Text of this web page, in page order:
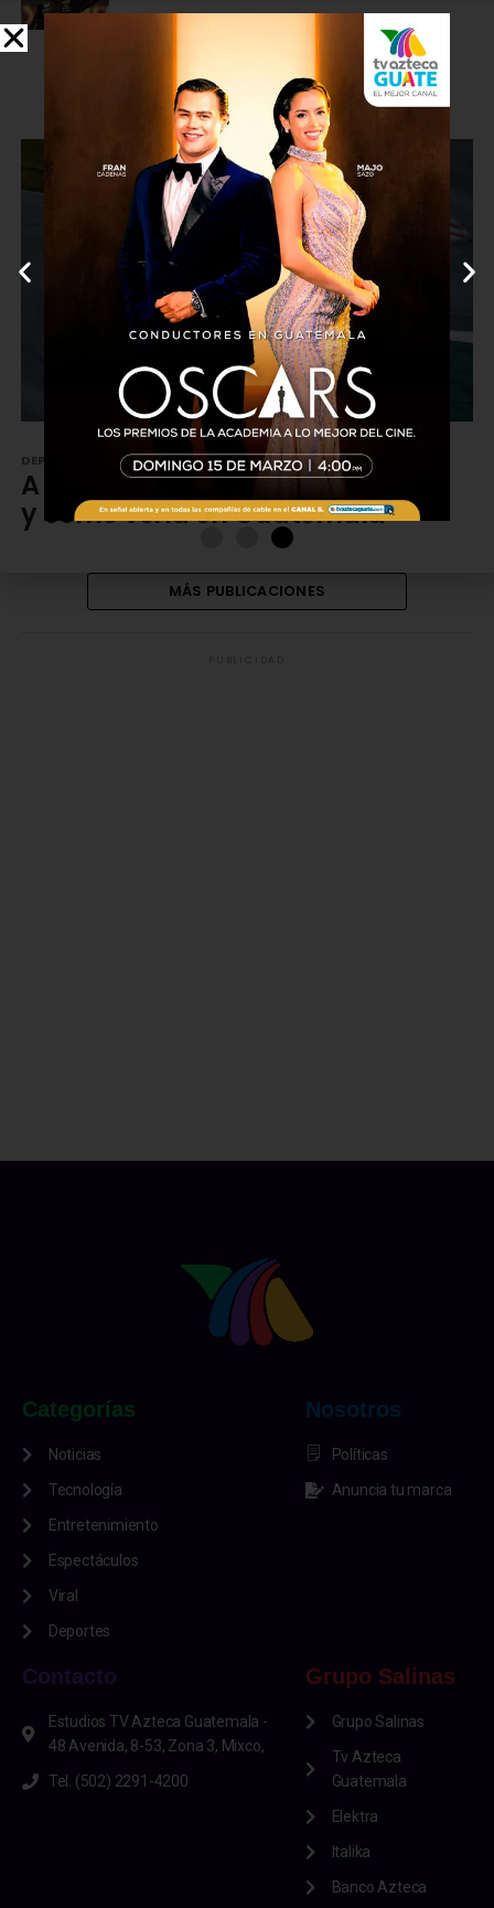
VIDEO: Un piloto se salva de ser
golpeado en la cara por una varilla
DEPORTES 4 años atrás
A qué hora es la carrera de F1
y cómo verla en Guatemala
MÁS PUBLICACIONES
Categorías
Noticias
Tecnología
Entretenimiento
Espectáculos
Viral
Deportes
Nosotros
Políticas
Anuncia tu marca
Contacto
Estudios TV Azteca Guatemala -
48 Avenida, 8-53, Zona 3, Mixco,
Tel. (502) 2291-4200
Grupo Salinas
Grupo Salinas
Tv Azteca
Guatemala
Elektra
Italika
Banco Azteca